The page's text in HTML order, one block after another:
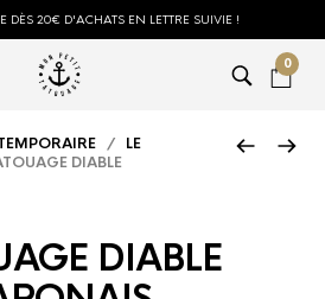
DÈS 20€ D'ACHATS EN LETTRE SUIVIE !
0
/ LE
DIABLE
DIABLE